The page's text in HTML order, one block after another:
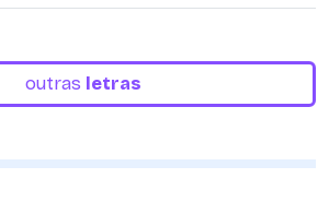
outras letras